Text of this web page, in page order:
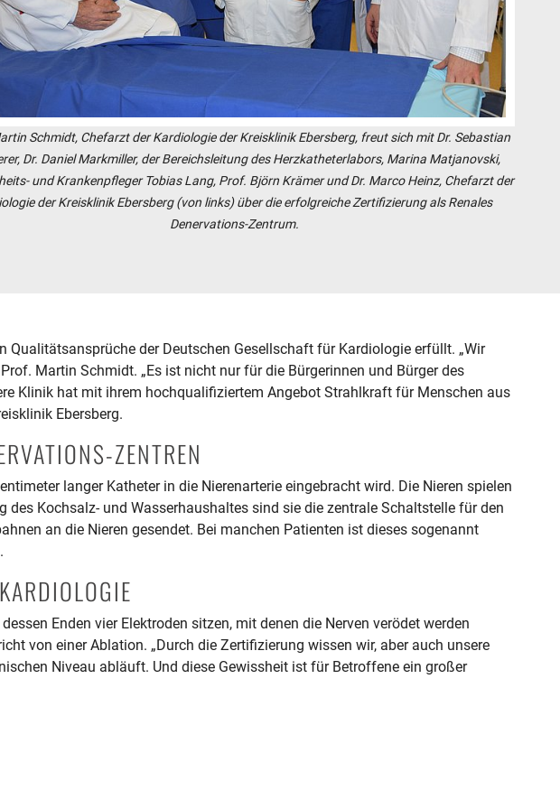
Schmidt, Chefarzt der Kardiologie der Kreisklinik Ebersberg, freut sich mit Dr. Sebastian
Dr. Daniel Markmiller, der Bereichsleitung des Herzkatheterlabors, Marina Matjanovski,
und Krankenpfleger Tobias Lang, Prof. Björn Krämer und Dr. Marco Heinz, Chefarzt der
der Kreisklinik Ebersberg (von links) über die erfolgreiche Zertifizierung als Renales
Denervations-Zentrum.
der Deutschen Gesellschaft für Kardiologie erfüllt. „Wir
Martin Schmidt. „Es ist nicht nur für die Bürgerinnen und Bürger des
Klinik hat mit ihrem hochqualifiziertem Angebot Strahlkraft für Menschen aus
Ebersberg.
ZENTREN
langer Katheter in die Nierenarterie eingebracht wird. Die Nieren spielen
Kochsalz- und Wasserhaushaltes sind sie die zentrale Schaltstelle für den
an die Nieren gesendet. Bei manchen Patienten ist dieses sogenannt
Enden vier Elektroden sitzen, mit denen die Nerven verödet werden
von einer Ablation. „Durch die Zertifizierung wissen wir, aber auch unsere
Niveau abläuft. Und diese Gewissheit ist für Betroffene ein großer